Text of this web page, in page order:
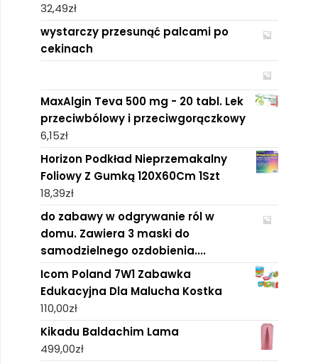
32,49zł
wystarczy przesunąć palcami po
cekinach
MaxAlgin Teva 500 mg - 20 tabl. Lek
przeciwbólowy i przeciwgorączkowy
6,15zł
Horizon Podkład Nieprzemakalny
Foliowy Z Gumką 120X60Cm 1Szt
18,39zł
do zabawy w odgrywanie ról w
domu. Zawiera 3 maski do
samodzielnego ozdobienia....
Icom Poland 7W1 Zabawka
Edukacyjna Dla Malucha Kostka
110,00zł
Kikadu Baldachim Lama
499,00zł